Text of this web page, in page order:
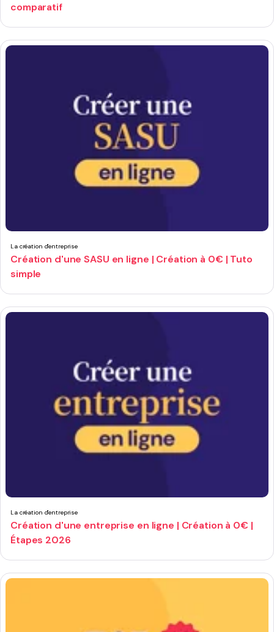
comparatif
La création d'entreprise
Création d'une SASU en ligne | Création à 0€ | Tuto
simple
La création d'entreprise
Création d'une entreprise en ligne | Création à 0€ |
Étapes 2026